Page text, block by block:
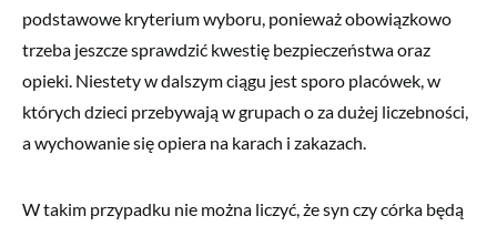
podstawowe kryterium wyboru, ponieważ obowiązkowo
trzeba jeszcze sprawdzić kwestię bezpieczeństwa oraz
opieki. Niestety w dalszym ciągu jest sporo placówek, w
których dzieci przebywają w grupach o za dużej liczebności,
a wychowanie się opiera na karach i zakazach.
W takim przypadku nie można liczyć, że syn czy córka będą